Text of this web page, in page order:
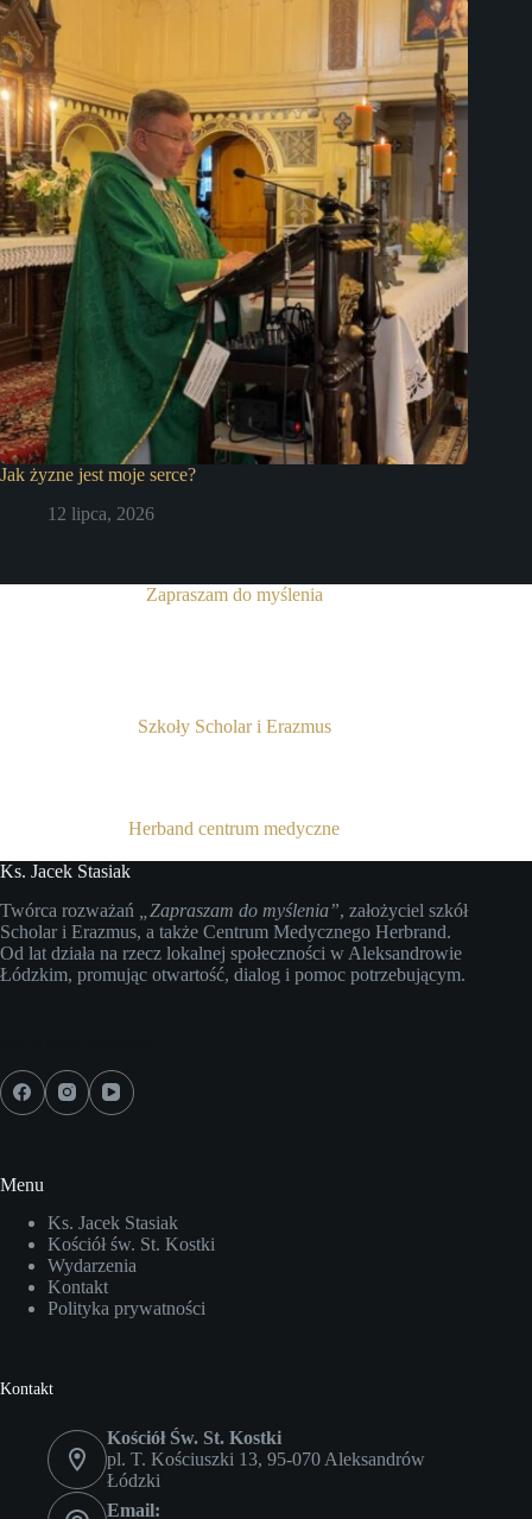
Jak żyzne jest moje serce?
12 lipca, 2026
Zapraszam do myślenia
Szkoły Scholar i Erazmus
Herband centrum medyczne
Ks. Jacek Stasiak
Twórca rozważań
„Zapraszam do myślenia”, założyciel szkół
Scholar i Erazmus, a także Centrum Medycznego Herbrand.
Od lat działa na rzecz lokalnej społeczności w Aleksandrowie
Łódzkim, promując otwartość, dialog i pomoc potrzebującym.
Menu
Ks. Jacek Stasiak
Kościół św. St. Kostki
Wydarzenia
Kontakt
Polityka prywatności
Kontakt
Kościół Św. St. Kostki
pl. T. Kościuszki 13, 95-070 Aleksandrów
Łódzki
Email: